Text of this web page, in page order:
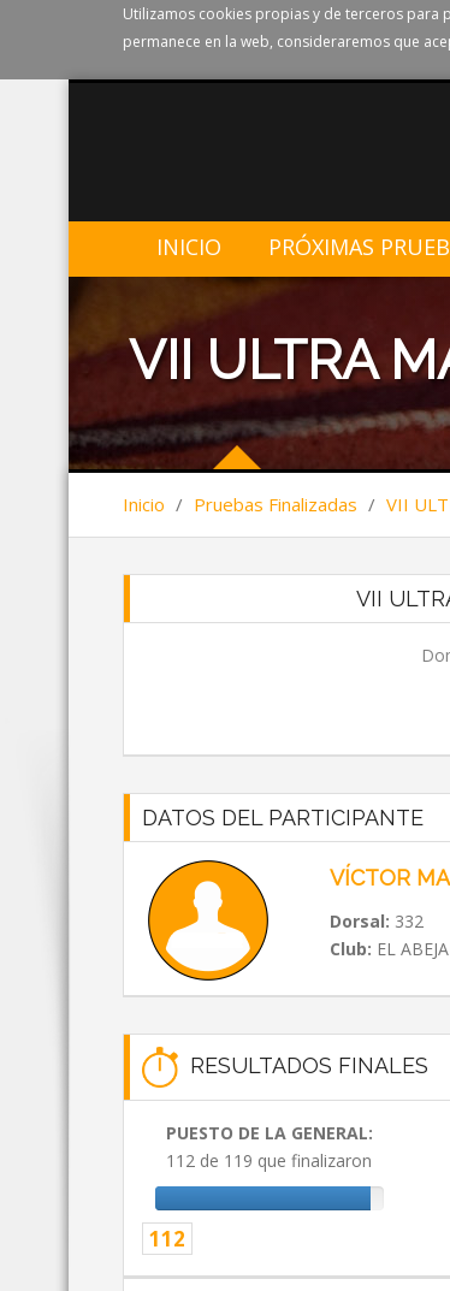
Utilizamos cookies propias y de terceros para
permanece en la web, consideraremos que
INICIO PRÓXIMAS
VII ULTRA
Inicio / Pruebas Finalizadas / VII
VII
DATOS DEL PARTICIPANTE
VÍCTOR
Dorsal: 332
Club: EL
RESULTADOS FINALES
PUESTO DE LA GENERAL:
112 de 119 que finalizaron
112